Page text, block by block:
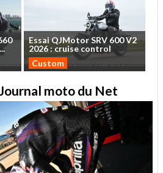
...
EssaiQJMotorSRV 600V2
2026 : cruise control
Custom
moto du Net